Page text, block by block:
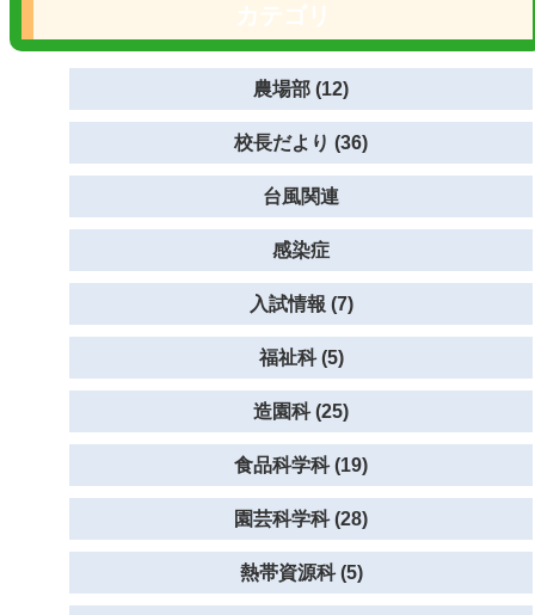
農場部 (12)
校長だより (36)
台風関連
感染症
入試情報 (7)
福祉科 (5)
造園科 (25)
食品科学科 (19)
園芸科学科 (28)
熱帯資源科 (5)